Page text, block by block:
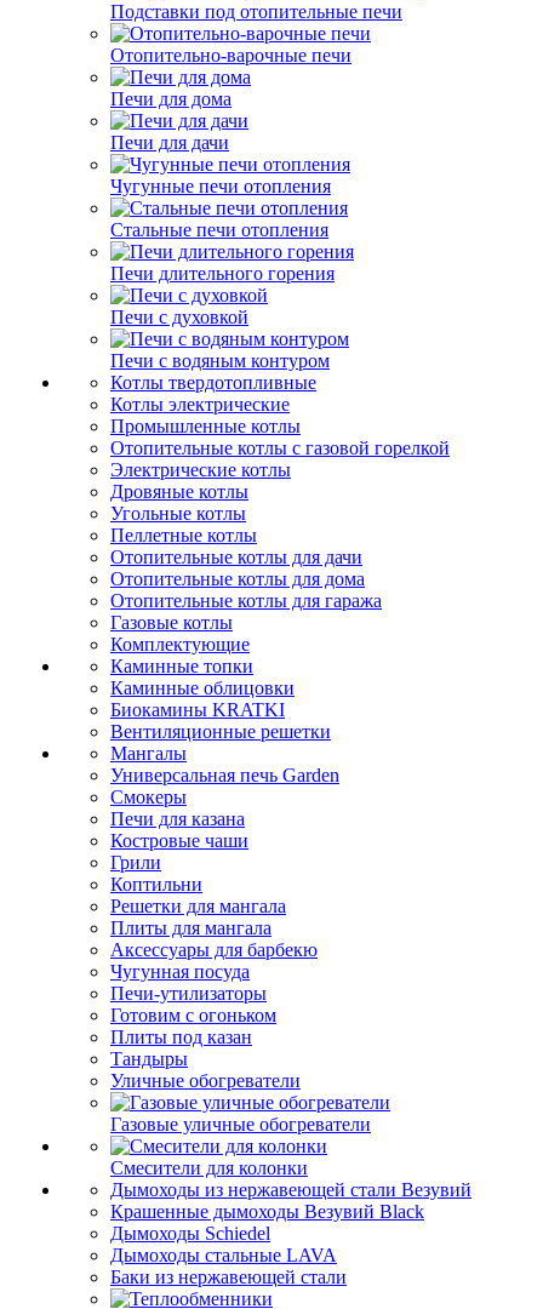
Подставки под отопительные печи
Отопительно-варочные печи
Печи для дома
Печи для дачи
Чугунные печи отопления
Стальные печи отопления
Печи длительного горения
Печи с духовкой
Печи с водяным контуром
Котлы твердотопливные
Котлы электрические
Промышленные котлы
Отопительные котлы с газовой горелкой
Электрические котлы
Дровяные котлы
Угольные котлы
Пеллетные котлы
Отопительные котлы для дачи
Отопительные котлы для дома
Отопительные котлы для гаража
Газовые котлы
Комплектующие
Каминные топки
Каминные облицовки
Биокамины KRATKI
Вентиляционные решетки
Мангалы
Универсальная печь Garden
Смокеры
Печи для казана
Костровые чаши
Грили
Коптильни
Решетки для мангала
Плиты для мангала
Аксессуары для барбекю
Чугунная посуда
Печи-утилизаторы
Готовим с огоньком
Плиты под казан
Тандыры
Уличные обогреватели
Газовые уличные обогреватели
Смесители для колонки
Дымоходы из нержавеющей стали Везувий
Крашенные дымоходы Везувий Black
Дымоходы Schiedel
Дымоходы стальные LAVA
Баки из нержавеющей стали